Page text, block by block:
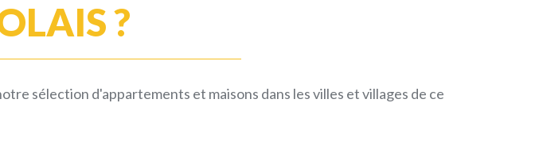
?
sélection d'appartements et maisons dans les villes et villages de ce